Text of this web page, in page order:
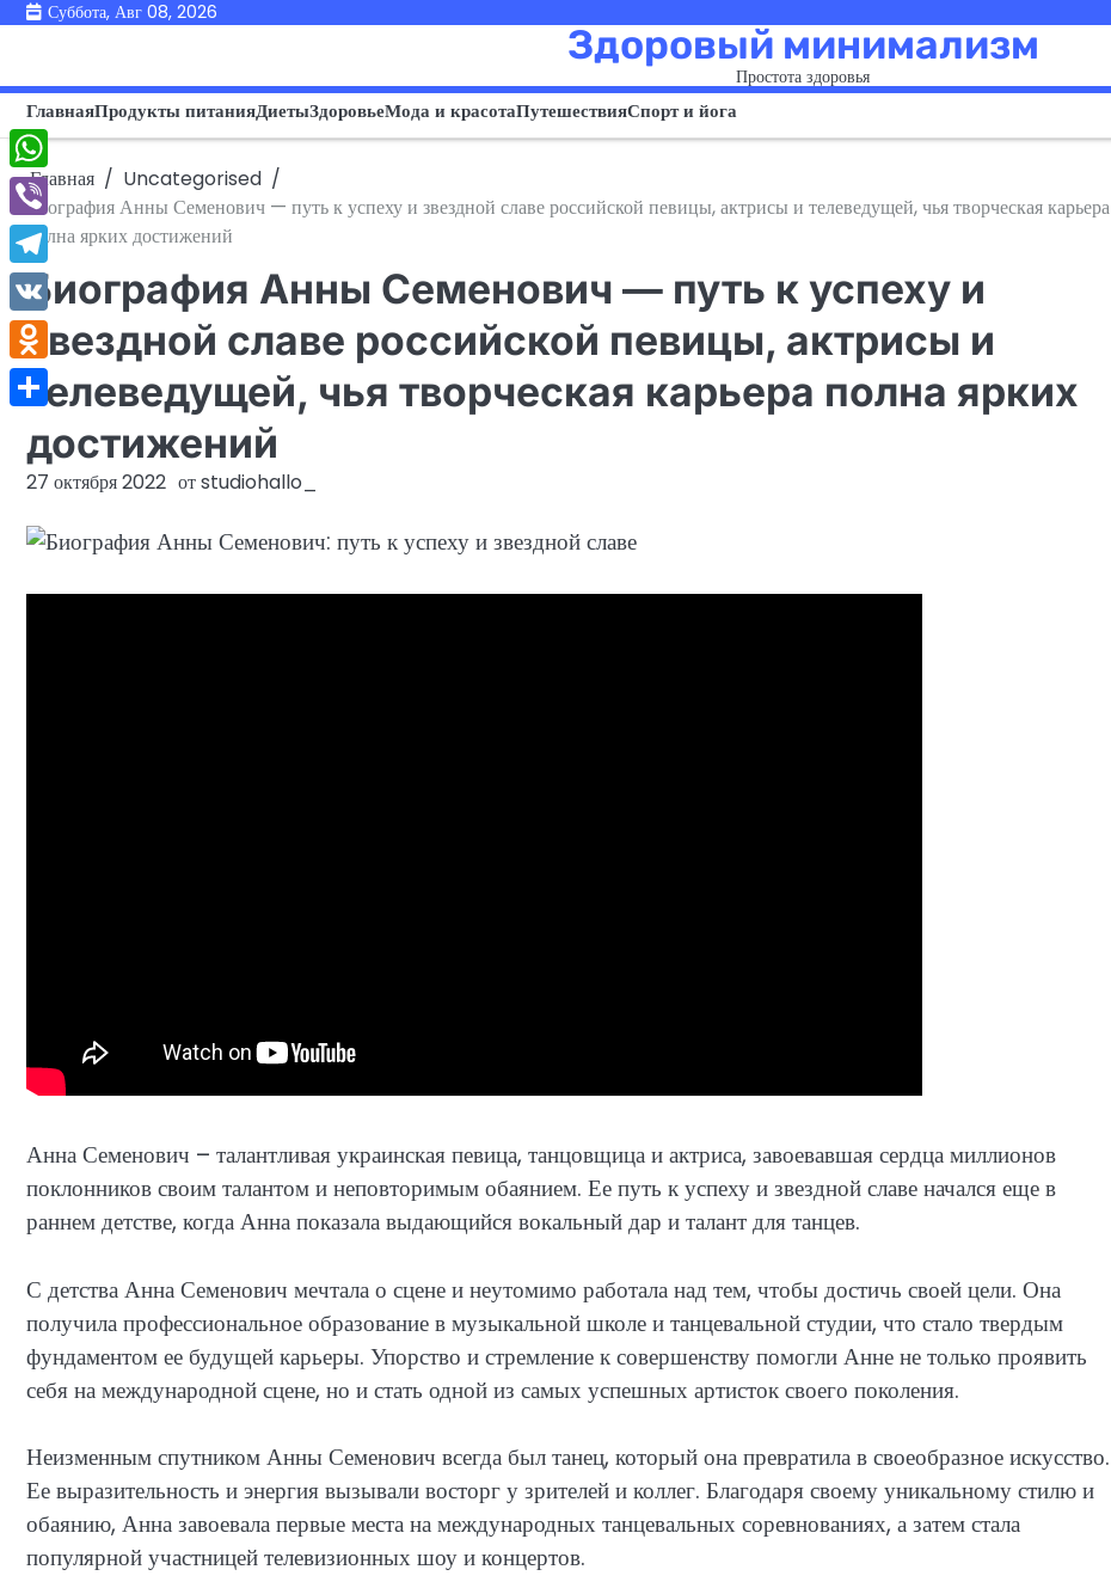
ПерейтиСуббота, Авг 08, 2026
Здоровый минимализм
Простота здоровья
ГлавнаяПродукты питанияДиетыЗдоровьеМода и красотаПутешествияСпорт и йога
Главная
Uncategorised
Биография Анны Семенович — путь к успеху и звездной славе российской певицы, актрисы и телеведущей, чья творческая карьера
полна ярких достижений
Биография Анны Семенович — путь к успеху и
звездной славе российской певицы, актрисы и
телеведущей, чья творческая карьера полна ярких
достижений
27 октября 2022 отstudiohallo_
Анна Семенович – талантливая украинская певица, танцовщица и актриса, завоевавшая сердца миллионов
поклонников своим талантом и неповторимым обаянием. Ее путь к успеху и звездной славе начался еще в
раннем детстве, когда Анна показала выдающийся вокальный дар и талант для танцев.
С детства Анна Семенович мечтала о сцене и неутомимо работала над тем, чтобы достичь своей цели. Она
получила профессиональное образование в музыкальной школе и танцевальной студии, что стало твердым
фундаментом ее будущей карьеры. Упорство и стремление к совершенству помогли Анне не только проявить
себя на международной сцене, но и стать одной из самых успешных артисток своего поколения.
Неизменным спутником Анны Семенович всегда был танец, который она превратила в своеобразное искусство.
Ее выразительность и энергия вызывали восторг у зрителей и коллег. Благодаря своему уникальному стилю и
обаянию, Анна завоевала первые места на международных танцевальных соревнованиях, а затем стала
популярной участницей телевизионных шоу и концертов.
WhatsApp
Viber
Telegram
VK
Odnoklassniki